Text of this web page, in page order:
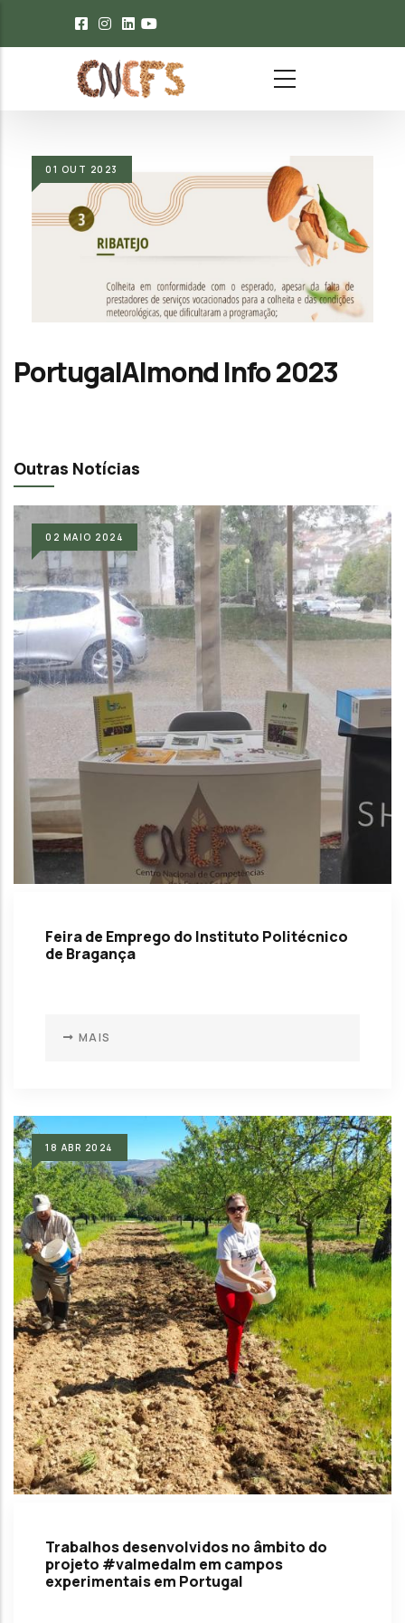
Passar para o conteúdo principal
01 OUT 2023
PortugalAlmond Info 2023
Outras Notícias
02 MAIO 2024
Feira de Emprego do Instituto Politécnico
de Bragança
MAIS
18 ABR 2024
Trabalhos desenvolvidos no âmbito do
projeto #valmedalm em campos
experimentais em Portugal